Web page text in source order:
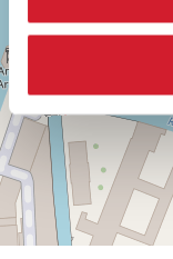
info@labiennale.org